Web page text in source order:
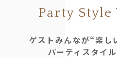
Party
ゲストみんなが“楽し
パーティスタイ